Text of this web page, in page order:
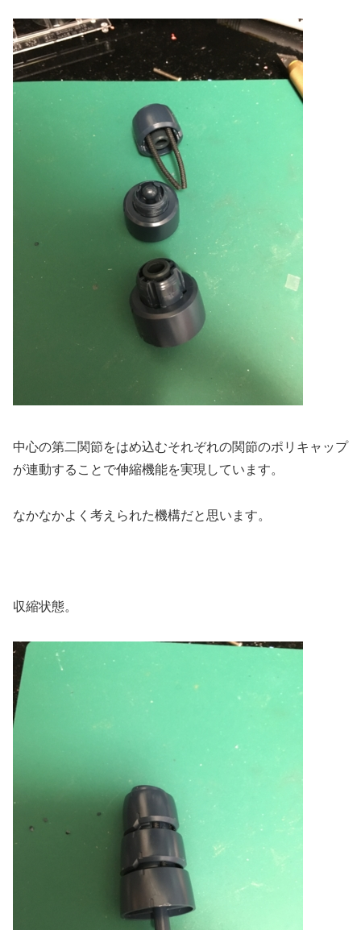
中心の第二関節をはめ込むそれぞれの関節のポリキャップ
が連動することで伸縮機能を実現しています。
なかなかよく考えられた機構だと思います。
収縮状態。